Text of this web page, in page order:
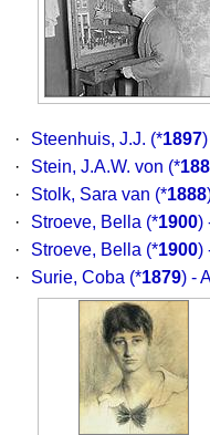
· Steenhuis, J.J. (*1897
·
Stein, J.A.W. von (*
·
Stolk, Sara van (*1888
·
Stroeve, Bella (*1900)
·
Stroeve, Bella (*1900)
·
Surie, Coba (*1879) -